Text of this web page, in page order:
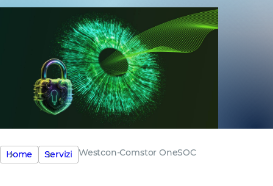
Home Servizi Westcon-Comstor OneSOC